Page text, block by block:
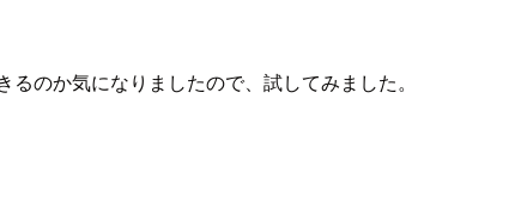
のか気になりましたので、試してみました。